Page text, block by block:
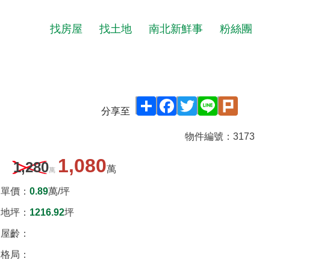
找房屋 找土地 南北新鮮事 粉絲團
分享至
ShareFacebook
TwitterLine Plurk
物件編號： 3173
1,280萬 1,080萬
單價： 0.89萬/坪
地坪 ： 1216.92坪
屋齡：
格局：